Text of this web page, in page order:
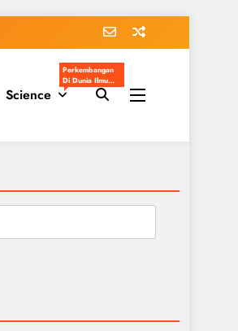
Science
Perkembangan
Di Dunia Ilmu
Pengetahuan
Populer